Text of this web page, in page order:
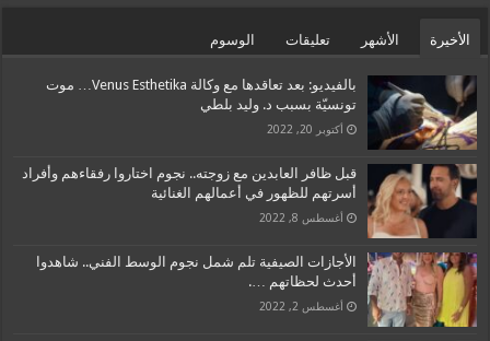
الأخيرة الأشهر تعليقات الوسوم
بالفيديو: بعد تعاقدها مع وكالة Venus Esthetika… موت
تونسيّة بسبب د. وليد بلطي
أكتوبر 20, 2022
قبل ظافر العابدين مع زوجته.. نجوم اختاروا رفقاءهم وأفراد
أسرتهم للظهور في أعمالهم الغنائية
أغسطس 8, 2022
الأجازات الصيفية تلم شمل نجوم الوسط الفني.. شاهدوا
أحدث لحظاتهم ….
أغسطس 2, 2022